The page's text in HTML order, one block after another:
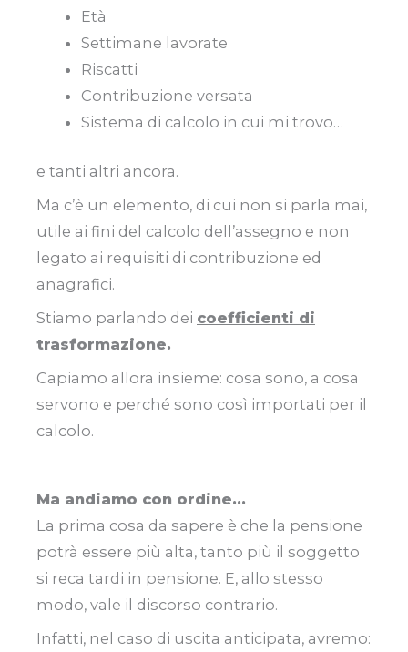
Età
Settimane lavorate
Riscatti
Contribuzione versata
Sistema di calcolo in cui mi trovo…
e tanti altri ancora.
Ma c’è un elemento, di cui non si parla mai,
utile ai fini del calcolo dell’assegno e non
legato ai requisiti di contribuzione ed
anagrafici.
Stiamo parlando dei coefficienti di
trasformazione.
Capiamo allora insieme: cosa sono, a cosa
servono e perché sono così importati per il
calcolo.
Ma andiamo con ordine…
La prima cosa da sapere è che la pensione
potrà essere più alta, tanto più il soggetto
si reca tardi in pensione. E, allo stesso
modo, vale il discorso contrario.
Infatti, nel caso di uscita anticipata, avremo: